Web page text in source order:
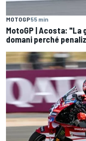
MOTOGP55 min
MotoGP | Acosta:
domani perché